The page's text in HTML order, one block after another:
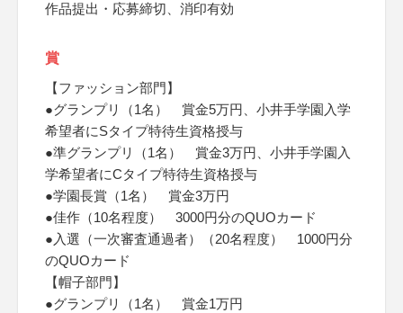
作品提出・応募締切、消印有効
賞
【ファッション部門】
●グランプリ（1名） 賞金5万円、小井手学園入学
希望者にSタイプ特待生資格授与
●準グランプリ（1名） 賞金3万円、小井手学園入
学希望者にCタイプ特待生資格授与
●学園長賞（1名） 賞金3万円
●佳作（10名程度） 3000円分のQUOカード
●入選（一次審査通過者）（20名程度） 1000円分
のQUOカード
【帽子部門】
●グランプリ（1名） 賞金1万円